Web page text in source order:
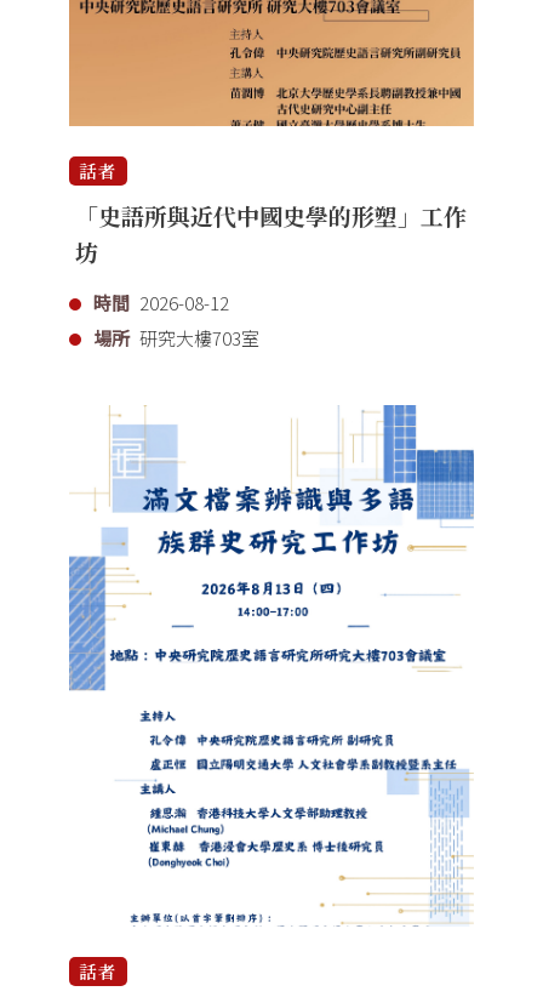
話者
「史語所與近代中國史學的形塑」工作
坊
時間 2026-08-12
場所 研究大樓703室
話者